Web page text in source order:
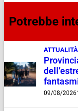
Potrebbe
ATTUALITÀ
09/08/2026